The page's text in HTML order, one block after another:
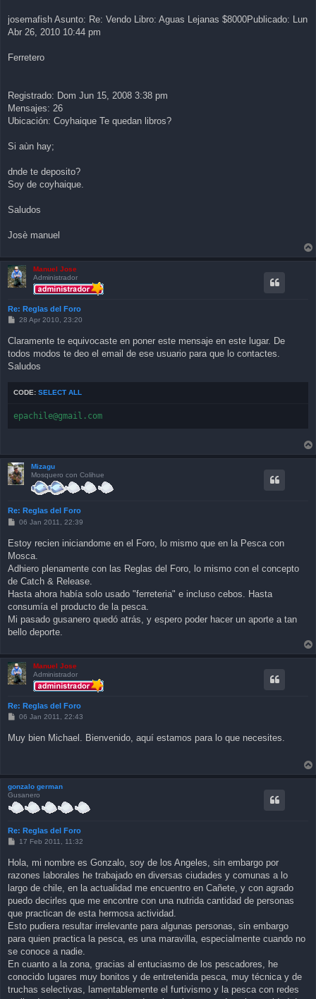
josemafish Asunto: Re: Vendo Libro: Aguas Lejanas $8000Publicado: Lun
Abr 26, 2010 10:44 pm
Ferretero
Registrado: Dom Jun 15, 2008 3:38 pm
Mensajes: 26
Ubicación: Coyhaique Te quedan libros?
Si aùn hay;
dnde te deposito?
Soy de coyhaique.
Saludos
Josè manuel
Manuel Jose
Administrador
Re: Reglas del Foro
P
t
28 Apr 2010, 23:20
Claramente te equivocaste en poner este mensaje en este lugar. De
todos modos te deo el email de ese usuario para que lo contactes.
Saludos
CODE: SELECT ALL
epachile@gmail.com
Mizagu
Mosquero con Colihue
Re: Reglas del Foro
P
t
06 Jan 2011, 22:39
Estoy recien iniciandome en el Foro, lo mismo que en la Pesca con
Mosca.
Adhiero plenamente con las Reglas del Foro, lo mismo con el concepto
de Catch & Release.
Hasta ahora había solo usado "ferreteria" e incluso cebos. Hasta
consumía el producto de la pesca.
Mi pasado gusanero quedó atrás, y espero poder hacer un aporte a tan
bello deporte.
Manuel Jose
Administrador
Re: Reglas del Foro
P
t
06 Jan 2011, 22:43
Muy bien Michael. Bienvenido, aquí estamos para lo que necesites.
gonzalo german
Gusanero
Re: Reglas del Foro
P
t
17 Feb 2011, 11:32
Hola, mi nombre es Gonzalo, soy de los Angeles, sin embargo por
razones laborales he trabajado en diversas ciudades y comunas a lo
largo de chile, en la actualidad me encuentro en Cañete, y con agrado
puedo decirles que me encontre con una nutrida cantidad de personas
que practican de esta hermosa actividad.
Esto pudiera resultar irrelevante para algunas personas, sin embargo
para quien practica la pesca, es una maravilla, especialmente cuando no
se conoce a nadie.
En cuanto a la zona, gracias al entuciasmo de los pescadores, he
conocido lugares muy bonitos y de entretenida pesca, muy técnica y de
truchas selectivas, lamentablemente el furtivismo y la pesca con redes